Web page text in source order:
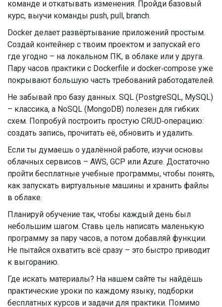
команде и откатывать изменения. Пройди базовый
курс, выучи команды push, pull, branch.
Docker делает развёртывание приложений простым.
Создай контейнер с твоим проектом и запускай его
где угодно – на локальном ПК, в облаке или у друга.
Пару часов практики с Dockerfile и docker‑compose уже
покрывают большую часть требований работодателей.
Не забывай про базу данных. SQL (PostgreSQL, MySQL)
– классика, а NoSQL (MongoDB) полезен для гибких
схем. Попробуй построить простую CRUD‑операцию:
создать запись, прочитать её, обновить и удалить.
Если ты думаешь о удалённой работе, изучи основы
облачных сервисов – AWS, GCP или Azure. Достаточно
пройти бесплатные учебные программы, чтобы понять,
как запускать виртуальные машины и хранить файлы
в облаке.
Планируй обучение так, чтобы каждый день был
небольшим шагом. Ставь цель написать маленькую
программу за пару часов, а потом добавляй функции.
Не пытайся охватить всё сразу – это быстро приводит
к выгоранию.
Где искать материалы? На нашем сайте ты найдёшь
практические уроки по каждому языку, подборки
бесплатных курсов и задачи для практики. Помимо